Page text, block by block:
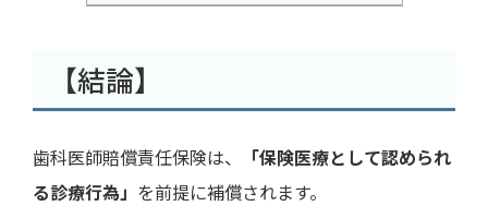
【結論】
歯科医師賠償責任保険は、
「保険医療として認められ
る診療行為」 を前提に補償されます。